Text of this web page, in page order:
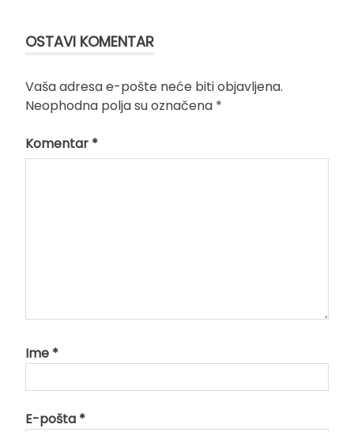
OSTAVI KOMENTAR
Vaša adresa e-pošte neće biti objavljena.
Neophodna polja su označena *
Komentar *
Ime *
E-pošta *